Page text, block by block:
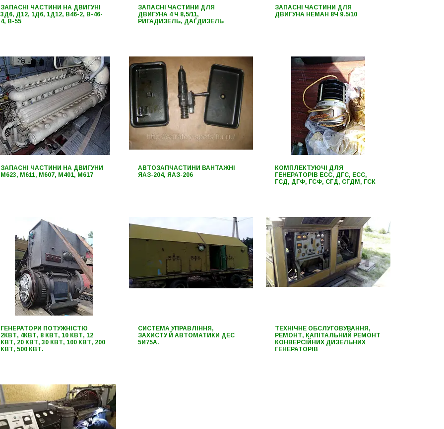
ЗАПАСНІ ЧАСТИНИ НА ДВИГУНІ
3Д6, Д12, 1Д6, 1Д12, B46-2, B-46-
4, B-55
ЗАПАСНІ ЧАСТИНИ ДЛЯ
ДВИГУНА 4 Ч 8,5/11,
РИГАДИЗЕЛЬ, ДАҐДИЗЕЛЬ
ЗАПАСНІ ЧАСТИНИ ДЛЯ
ДВИГУНА НЕМАН 8Ч 9.5/10
ЗАПАСНІ ЧАСТИНИ НА ДВИГУНИ
М623, М611, М607, М401, М617
АВТОЗАПЧАСТИНИ ВАНТАЖНІ
ЯАЗ-204, ЯАЗ-206
КОМПЛЕКТУЮЧІ ДЛЯ
ГЕНЕРАТОРІВ ECC, ДГС, ECC,
ГСД, ДГФ, ГСФ, СГД, СГДМ, ГСК
ГЕНЕРАТОРИ ПОТУЖНІСТЮ
2КВТ, 4КВТ, 8 КВТ, 10 КВТ, 12
КВТ, 20 КВТ, 30 КВТ, 100 КВТ, 200
КВТ, 500 КВТ.
СИСТЕМА УПРАВЛІННЯ,
ЗАХИСТУ Й АВТОМАТИКИ ДЕС
5И75А.
ТЕХНІЧНЕ ОБСЛУГОВУВАННЯ,
РЕМОНТ, КАПІТАЛЬНИЙ РЕМОНТ
КОНВЕРСІЙНИХ ДИЗЕЛЬНИХ
ГЕНЕРАТОРІВ